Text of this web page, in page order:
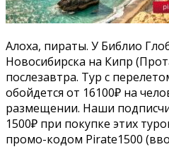
Алоха, пираты. У Библио
Новосибирска на Кипр
послезавтра. Тур с
обойдется от 16100₽ на
размещении. Наши
1500₽ при покупке этих
промо-кодом Pirate1500